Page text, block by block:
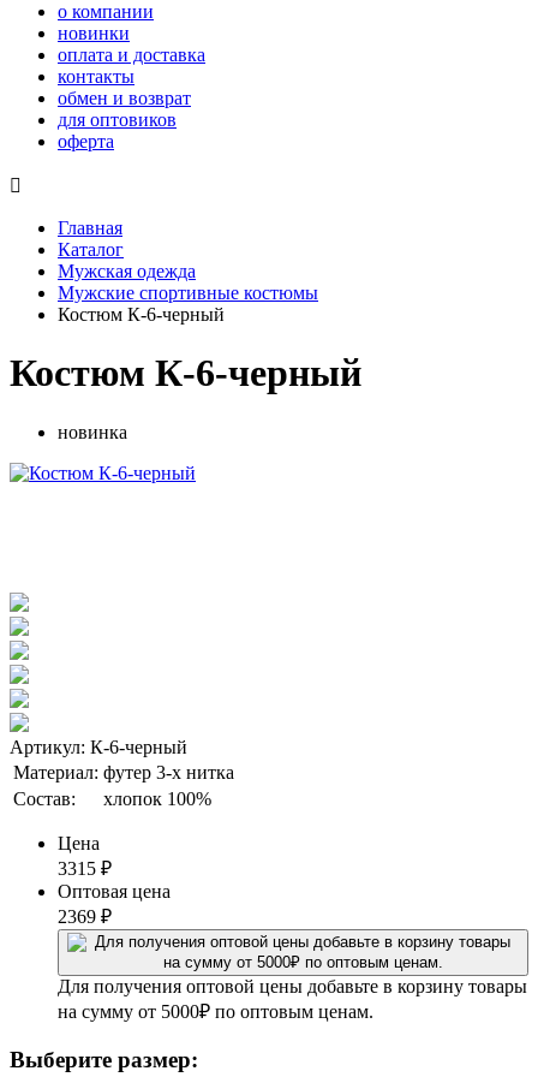
о компании
новинки
оплата и доставка
контакты
обмен и возврат
для оптовиков
оферта

Главная
Каталог
Мужская одежда
Мужские спортивные костюмы
Костюм К-6-черный
Костюм К-6-черный
новинка
Артикул: К-6-черный
Материал: футер 3-х нитка
Состав:
хлопок 100%
Цена
3315 ₽
Оптовая цена
2369 ₽
Для получения оптовой цены добавьте в корзину товары
на сумму от 5000₽ по оптовым ценам.
Выберите размер: